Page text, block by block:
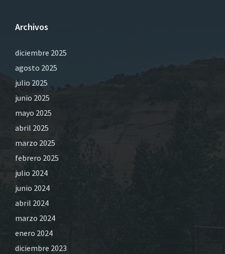
Archivos
diciembre 2025
agosto 2025
julio 2025
junio 2025
mayo 2025
abril 2025
marzo 2025
febrero 2025
julio 2024
junio 2024
abril 2024
marzo 2024
enero 2024
diciembre 2023